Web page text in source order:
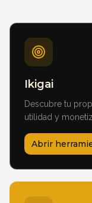
Ikigai
Descubre tu
utilidad y
Abrir